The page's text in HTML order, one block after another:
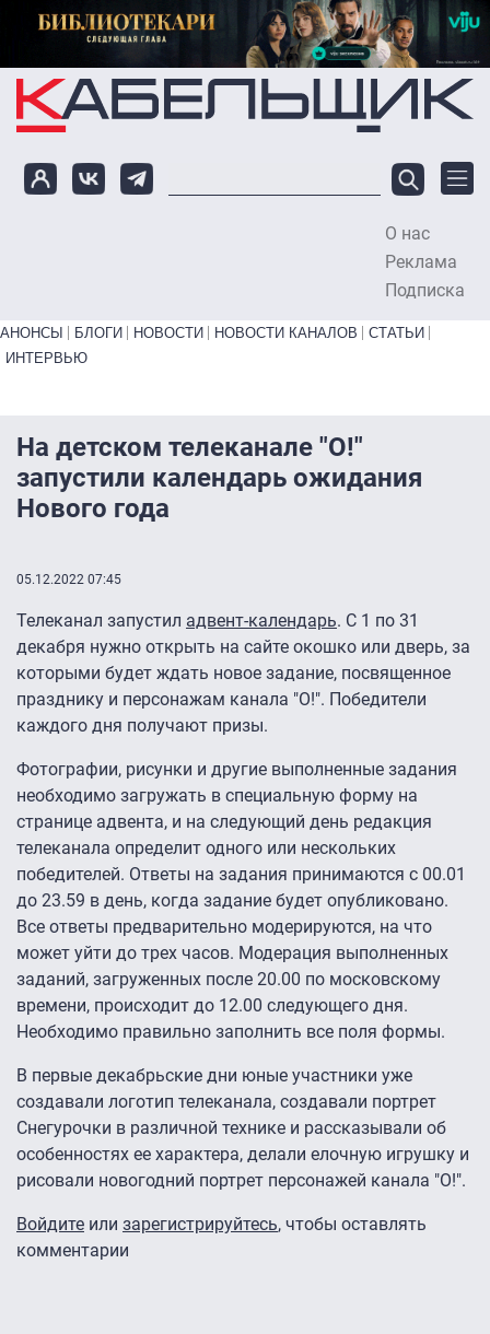
Перейти к основному содержанию
О нас
Реклама
Подписка
Primary links bottom
АНОНСЫ БЛОГИ НОВОСТИ НОВОСТИ КАНАЛОВ
СТАТЬИ
ИНТЕРВЬЮ
На детском телеканале "О!"
запустили календарь ожидания
Нового года
05.12.2022 07:45
Телеканал запустил адвент-календарь. С 1 по 31
декабря нужно открыть на сайте окошко или дверь, за
которыми будет ждать новое задание, посвященное
празднику и персонажам канала "О!". Победители
каждого дня получают призы.
Фотографии, рисунки и другие выполненные задания
необходимо загружать в специальную форму на
странице адвента, и на следующий день редакция
телеканала определит одного или нескольких
победителей. Ответы на задания принимаются с 00.01
до 23.59 в день, когда задание будет опубликовано.
Все ответы предварительно модерируются, на что
может уйти до трех часов. Модерация выполненных
заданий, загруженных после 20.00 по московскому
времени, происходит до 12.00 следующего дня.
Необходимо правильно заполнить все поля формы.
В первые декабрьские дни юные участники уже
создавали логотип телеканала, создавали портрет
Снегурочки в различной технике и рассказывали об
особенностях ее характера, делали елочную игрушку и
рисовали новогодний портрет персонажей канала "О!".
Войдите или зарегистрируйтесь, чтобы оставлять
комментарии